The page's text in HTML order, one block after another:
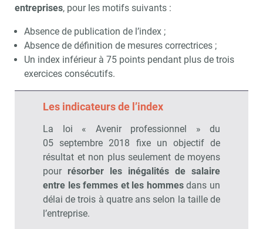
entreprises, pour les motifs suivants :
Absence de publication de l’index ;
Absence de définition de mesures correctrices ;
Un index inférieur à 75 points pendant plus de trois
exercices consécutifs.
Les indicateurs de l’index
La loi « Avenir professionnel » du
05 septembre 2018 fixe un objectif de
résultat et non plus seulement de moyens
pour résorber les inégalités de salaire
entre les femmes et les hommesdans un
délai de trois à quatre ans selon la taille de
l’entreprise.
Non merci, je reçois déjà
!
Je déciderai plus